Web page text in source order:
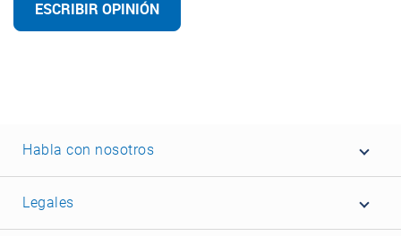
ESCRIBIR OPINIÓN
Habla con nosotros
Legales